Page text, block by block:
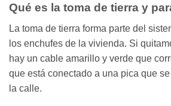
Qué es la toma de tierra y
La toma de tierra forma parte del
los enchufes de la vivienda. Si
hay un cable amarillo y verde que
que está conectado a una pica que
la calle.